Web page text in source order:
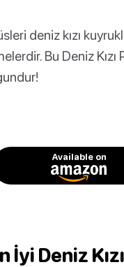
deniz kızı
Bu Deniz
Available on
İyi Deniz